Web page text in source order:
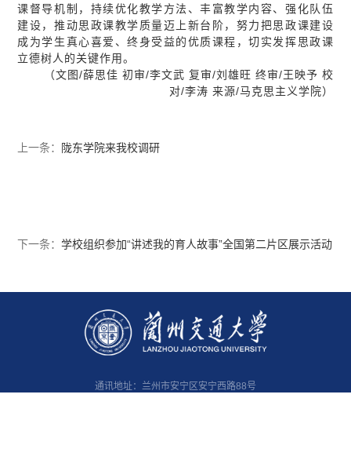
课督导机制，持续优化教学方法、丰富教学内容、强化队伍
建设，推动思政课教学质量迈上新台阶，努力把思政课建设
成为学生真心喜爱、终身受益的优质课程，切实发挥思政课
立德树人的关键作用。
（文图/薛思佳 初审/李文武 复审/刘雄旺 终审/王映予 校
对/李涛 来源/马克思主义学院）
上一条： 陇东学院来我校调研
下一条：学校组织参加“讲述我的育人故事”全国第二片区展示活动
通讯地址：兰州市安宁区安宁西路88号